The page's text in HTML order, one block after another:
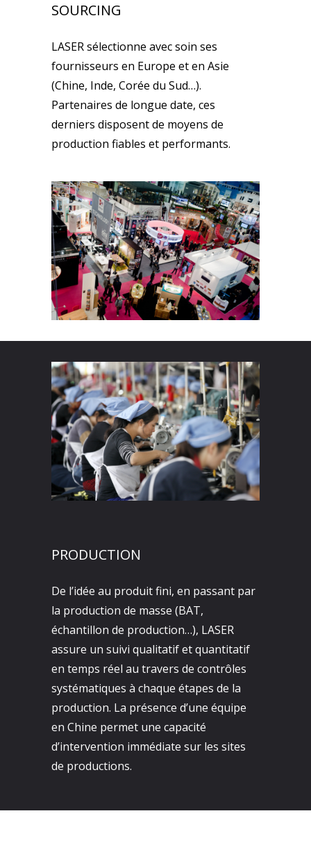
SOURCING
LASER sélectionne avec soin ses
fournisseurs en Europe et en Asie
(Chine, Inde, Corée du Sud…).
Partenaires de longue date, ces
derniers disposent de moyens de
production fiables et performants.
PRODUCTION
De l’idée au produit fini, en passant par
la production de masse (BAT,
échantillon de production…), LASER
assure un suivi qualitatif et quantitatif
en temps réel au travers de contrôles
systématiques à chaque étapes de la
production. La présence d’une équipe
en Chine permet une capacité
d’intervention immédiate sur les sites
de productions.